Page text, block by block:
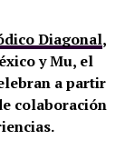
Diagonal,
y Mu, el
a partir
colaboración